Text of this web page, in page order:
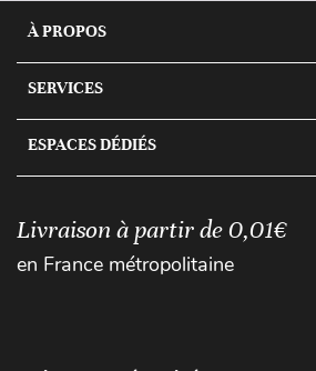
À PROPOS
SERVICES
ESPACES DÉDIÉS
Livraison à partir de 0,01€
en France métropolitaine